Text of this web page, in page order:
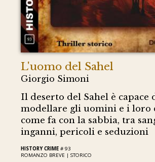
L'uomo del Sahel
Giorgio Simoni
Il deserto del Sahel è capace
modellare gli uomini e i loro
come fa con la sabbia, tra
inganni, pericoli e seduzioni
HISTORY CRIME # 93
ROMANZO BREVE |STORICO